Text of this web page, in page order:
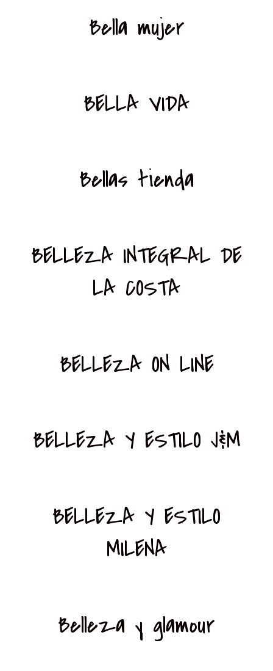
Bella mujer
BELLA VIDA
Bellas tienda
BELLEZA INTEGRAL DE
LA COSTA
BELLEZA ON LINE
BELLEZA Y ESTILO J&M
BELLEZA Y ESTILO
MILENA
Belleza y glamour